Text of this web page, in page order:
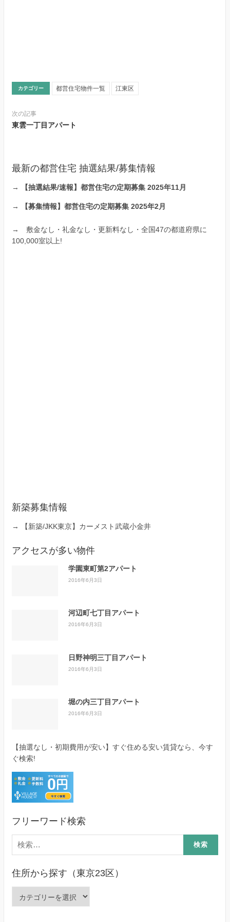
カテゴリー 都営住宅物件一覧 江東区
次の記事
東雲一丁目アパート
最新の都営住宅 抽選結果/募集情報
→ 【抽選結果/速報】都営住宅の定期募集 2025年11月
→ 【募集情報】都営住宅の定期募集 2025年2月
→ 敷金なし・礼金なし・更新料なし・全国47の都道府県に
100,000室以上!
新築募集情報
→ 【新築/JKK東京】カーメスト武蔵小金井
アクセスが多い物件
学園東町第2アパート
2016年6月3日
河辺町七丁目アパート
2016年6月3日
日野神明三丁目アパート
2016年6月3日
堀の内三丁目アパート
2016年6月3日
【抽選なし・初期費用が安い】すぐ住める安い賃貸なら、今す
ぐ検索!
フリーワード検索
検
索:
住所から探す（東京23区）